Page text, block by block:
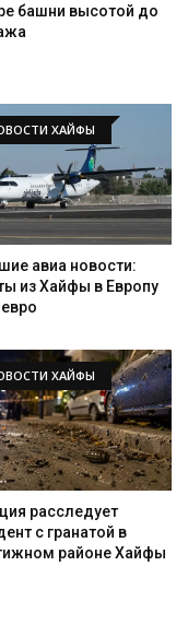
башни высотой до
ХАЙФЫ
авиа новости:
из Хайфы в Европу
ХАЙФЫ
расследует
с гранатой в
районе Хайфы